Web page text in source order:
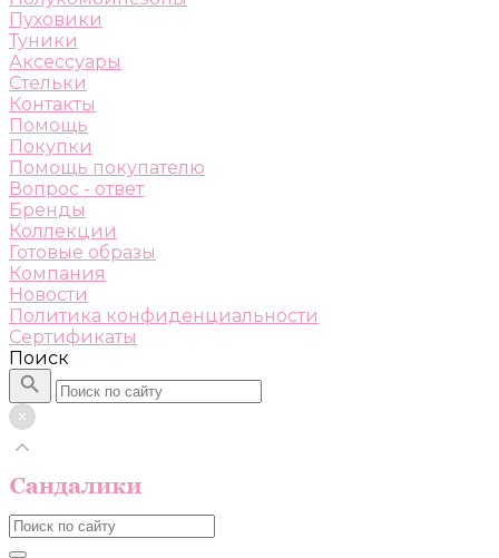
Пуховики
Туники
Аксессуары
Стельки
Контакты
Помощь
Покупки
Помощь покупателю
Вопрос - ответ
Бренды
Коллекции
Готовые образы
Компания
Новости
Политика конфиденциальности
Сертификаты
Поиск